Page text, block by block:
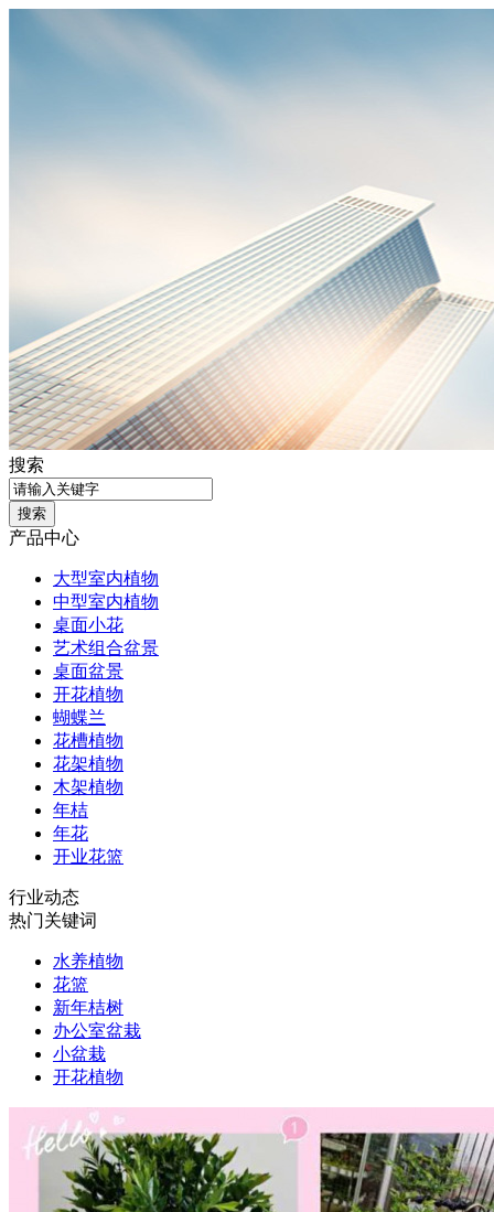
搜索
产品中心
大型室内植物
中型室内植物
桌面小花
艺术组合盆景
桌面盆景
开花植物
蝴蝶兰
花槽植物
花架植物
木架植物
年桔
年花
开业花篮
行业动态
热门关键词
水养植物
花篮
新年桔树
办公室盆栽
小盆栽
开花植物